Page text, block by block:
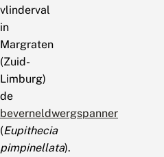
vlinderval
in
Margraten
(Zuid-
Limburg)
de
beverneldwergspanner
(Eupithecia
pimpinellata).